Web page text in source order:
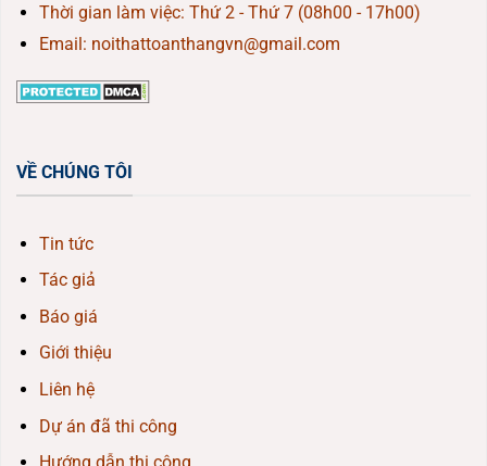
Thời gian làm việc: Thứ 2 - Thứ 7 (08h00 - 17h00)
Email: noithattoanthangvn@gmail.com
VỀ CHÚNG TÔI
Tin tức
Tác giả
Báo giá
Giới thiệu
Liên hệ
Dự án đã thi công